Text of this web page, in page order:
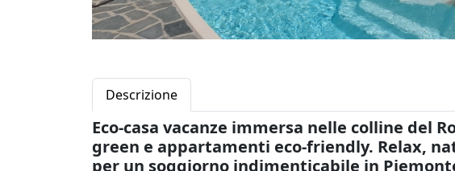
Descrizione
Eco-casa vacanze immersa nelle colline del
green e appartamenti eco-friendly. Relax,
per un soggiorno indimenticabile in